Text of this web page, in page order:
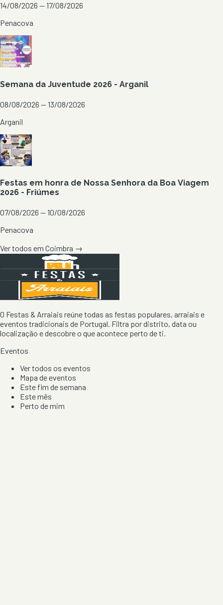
14/08/2026 — 17/08/2026
Penacova
Semana da Juventude 2026 - Arganil
08/08/2026 — 13/08/2026
Arganil
Festas em honra de Nossa Senhora da Boa Viagem
2026 - Friúmes
07/08/2026 — 10/08/2026
Penacova
Ver todos em Coimbra →
O Festas & Arraiais reúne todas as festas populares, arraiais e
eventos tradicionais de Portugal. Filtra por distrito, data ou
localização e descobre o que acontece perto de ti.
Eventos
Ver todos os eventos
Mapa de eventos
Este fim de semana
Este mês
Perto de mim